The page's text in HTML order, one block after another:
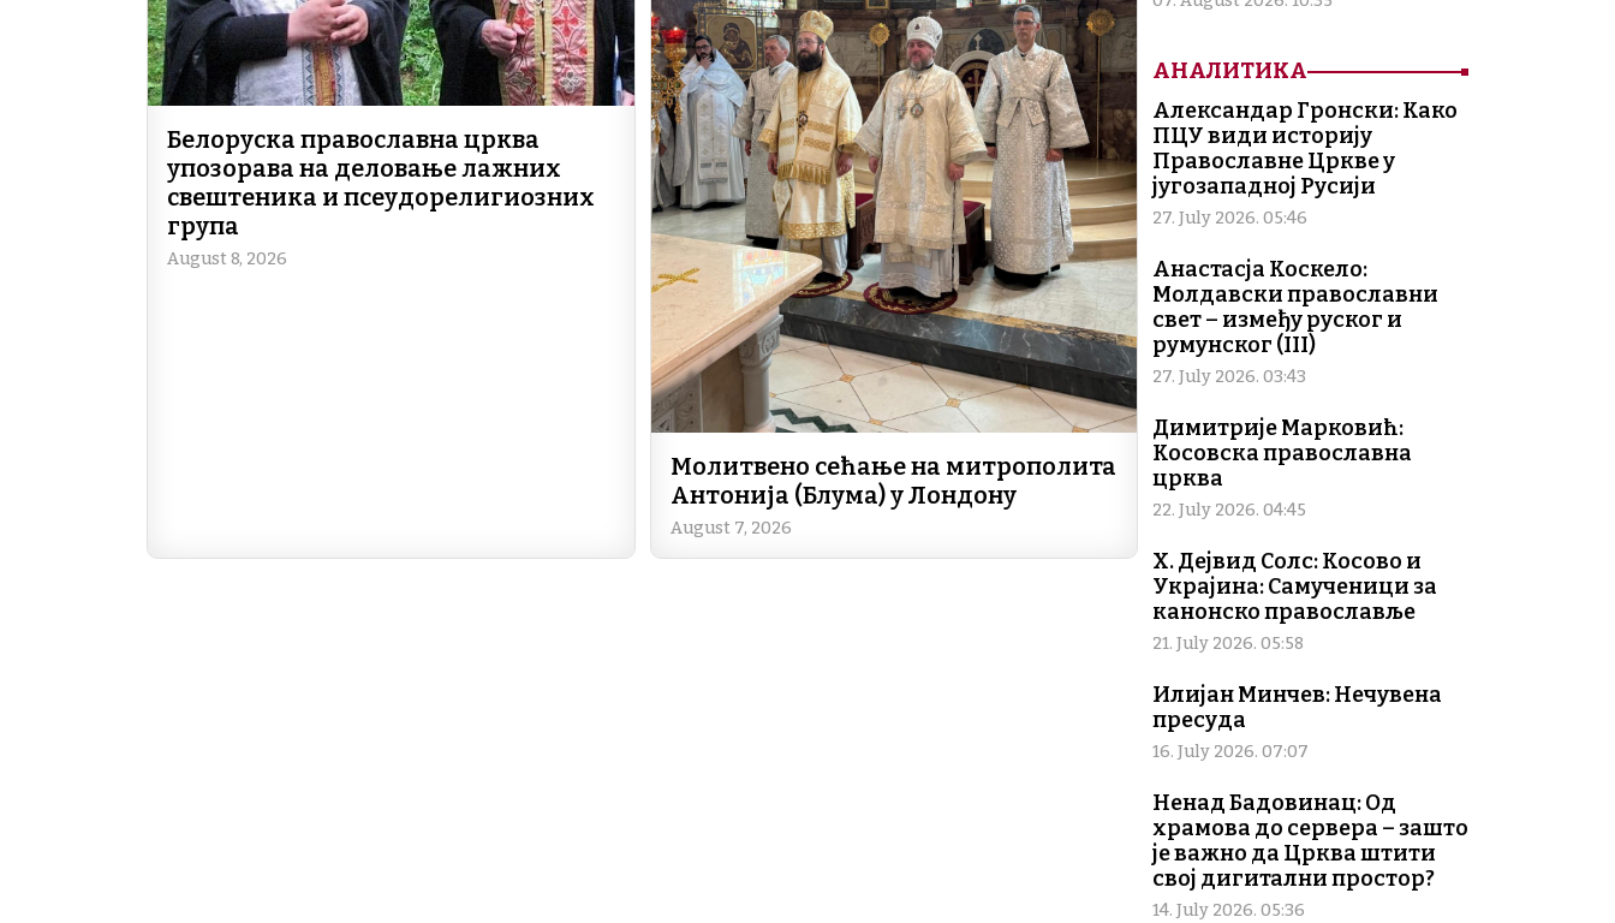
Белоруска православна црква
упозорава на деловање лажних
свештеника и псеудорелигиозних
група
August 8, 2026
Молитвено сећање на митрополита
Антонија (Блума) у Лондону
August 7, 2026
АНАЛИТИКА
Александар Гронски: Како
ПЦУ види историју
Православне Цркве у
југозападној Русији
27. July 2026. 05:46
Анастасја Коскело:
Молдавски православни
свет – између руског и
румунског (III)
27. July 2026. 03:43
Димитрије Марковић:
Косовска православна
црква
22. July 2026. 04:45
Х. Дејвид Солс: Косово и
Украјина: Самученици за
канонско православље
21. July 2026. 05:58
Илијан Минчев: Нечувена
пресуда
16. July 2026. 07:07
Ненад Бадовинац: Од
храмова до сервера – зашто
је важно да Црква штити
свој дигитални простор?
14. July 2026. 05:36